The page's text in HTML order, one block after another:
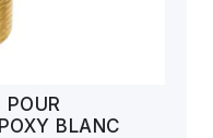
POUR
BLANC